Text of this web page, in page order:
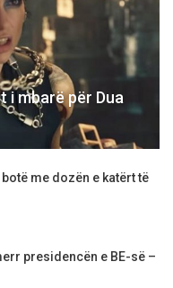
i mbarë për Dua
me dozën e katërt të
presidencën e BE-së –